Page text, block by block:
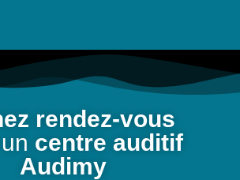
rendez-vous
centre auditif
Audimy